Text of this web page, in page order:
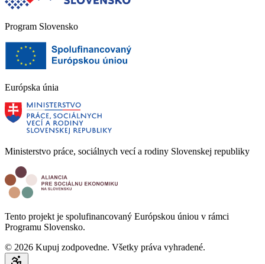
Program Slovensko
Európska únia
Ministerstvo práce, sociálnych vecí a rodiny Slovenskej republiky
Tento projekt je spolufinancovaný Európskou úniou v rámci
Programu Slovensko.
© 2026 Kupuj zodpovedne. Všetky práva vyhradené.